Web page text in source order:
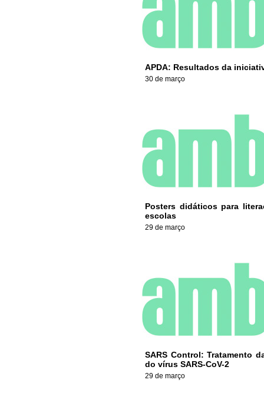
APDA: Resultados da
30 de março
Posters didáticos para
escolas
29 de março
SARS Control: Tratamento
do vírus SARS-CoV-2
29 de março